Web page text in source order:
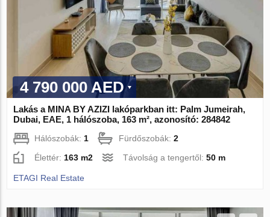
4 790 000 AED
Lakás a MINA BY AZIZI lakóparkban itt: Palm Jumeirah,
Dubai, EAE, 1 hálószoba, 163 m², azonosító: 284842
Hálószobák:1 Fürdőszobák:2
Élettér:163 m2 Távolság a tengertől:50 m
ETAGI Real Estate